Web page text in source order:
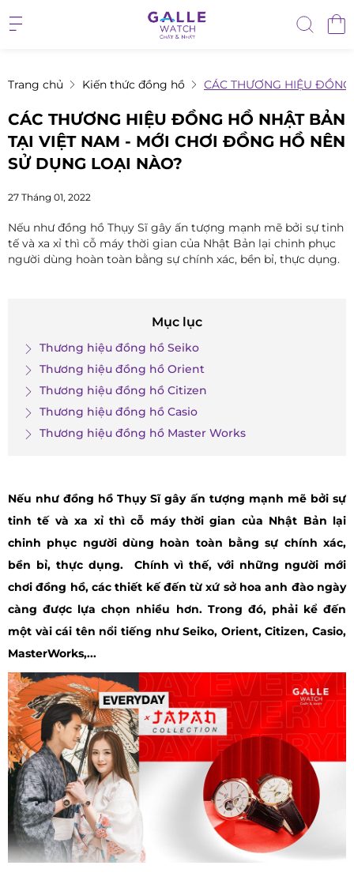
Trang chủ Kiến thức đồng hồ CÁC THƯƠNG HIỆU
CÁC THƯƠNG HIỆU ĐỒNG HỒ NHẬT BẢN
TẠI VIỆT NAM - MỚI CHƠI ĐỒNG HỒ NÊN
SỬ DỤNG LOẠI NÀO?
27 Tháng 01, 2022
Nếu như đồng hồ Thụy Sĩ gây ấn tượng mạnh mẽ bởi sự tinh
tế và xa xỉ thì cỗ máy thời gian của Nhật Bản lại chinh phục
người dùng hoàn toàn bằng sự chính xác, bền bỉ, thực dụng.
Mục lục
Thương hiệu đồng hồ Seiko
Thương hiệu đồng hồ Orient
Thương hiệu đồng hồ Citizen
Thương hiệu đồng hồ Casio
Thương hiệu đồng hồ Master Works
Nếu như đồng hồ Thụy Sĩ gây ấn tượng mạnh mẽ bởi sự
tinh tế và xa xỉ thì cỗ máy thời gian của Nhật Bản lại
chinh phục người dùng hoàn toàn bằng sự chính xác,
bền bỉ, thực dụng. Chính vì thế, với những người mới
chơi đồng hồ, các thiết kế đến từ xứ sở hoa anh đào ngày
càng được lựa chọn nhiều hơn. Trong đó, phải kể đến
một vài cái tên nổi tiếng như Seiko, Orient, Citizen, Casio,
MasterWorks,...